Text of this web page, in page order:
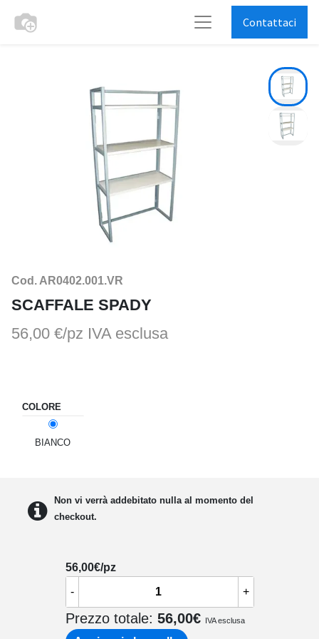
Contattaci
Cod. AR0402.001.VR
SCAFFALE SPADY
56,00 €/pz IVA esclusa
COLORE
BIANCO
Non vi verrà addebitato nulla al momento del
checkout.
56,00€/pz
-
+
Prezzo totale: 56,00€ IVA esclusa